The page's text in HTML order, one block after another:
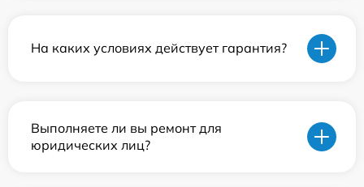
На каких условиях действует гарантия?
Выполняете ли вы ремонт для
юридических лиц?